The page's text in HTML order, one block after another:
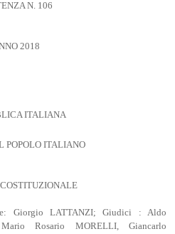
N. 106
2018
ITALIANA
POPOLO ITALIANO
Giorgio LATTANZI; Giudici : Aldo
Rosario MORELLI, Giancarlo